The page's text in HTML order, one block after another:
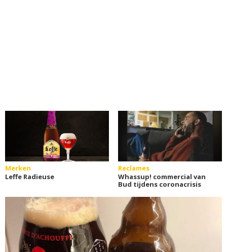
Merken
Leffe Radieuse
Reclames
Whassup! commercial van
Bud tijdens coronacrisis